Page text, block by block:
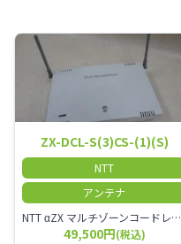
ZX-DCL-S(3)CS-(1)(S)
NTT
アンテナ
NTT αZX マルチゾーンコードレススター増設アンテナ
49,500円(税込)